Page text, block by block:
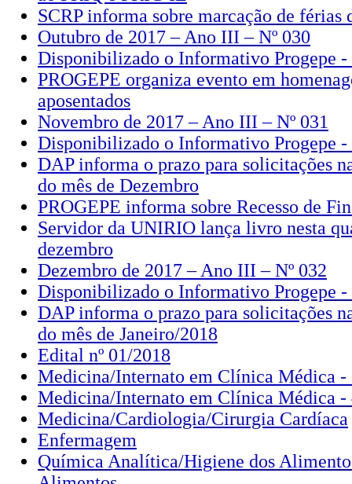
SCRP informa sobre marcação de férias
Outubro de 2017 – Ano III – Nº 030
Disponibilizado o Informativo Progepe -
PROGEPE organiza evento em
aposentados
Novembro de 2017 – Ano III – Nº 031
Disponibilizado o Informativo Progepe -
DAP informa o prazo para solicitações
do mês de Dezembro
PROGEPE informa sobre Recesso de
Servidor da UNIRIO lança livro nesta
dezembro
Dezembro de 2017 – Ano III – Nº 032
Disponibilizado o Informativo Progepe -
DAP informa o prazo para solicitações
do mês de Janeiro/2018
Edital nº 01/2018
Medicina/Internato em Clínica Médica -
Medicina/Internato em Clínica Médica -
Medicina/Cardiologia/Cirurgia Cardíaca
Enfermagem
Química Analítica/Higiene dos